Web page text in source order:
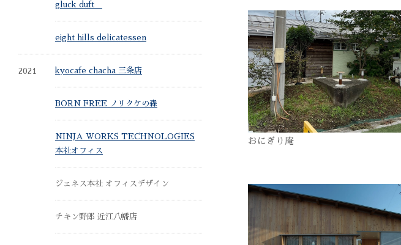
gluck duft
eight hills delicatessen
2021 kyocafe chacha 三条店
BORN FREE ノリタケの森
NINJA WORKS TECHNOLOGIES
本社オフィス
ジェネス本社 オフィスデザイン
チキン野郎 近江八幡店
おにぎり庵